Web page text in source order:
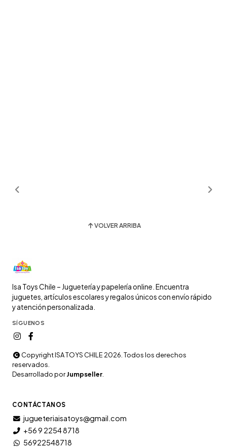
VOLVER ARRIBA
Isa Toys Chile – Juguetería y papelería online. Encuentra
juguetes, artículos escolares y regalos únicos con envío rápido
y atención personalizada.
SÍGUENOS
Copyright ISA TOYS CHILE 2026. Todos los derechos
reservados.
Desarrollado porJumpseller.
CONTÁCTANOS
jugueteriaisatoys@gmail.com
+56 9 2254 8718
56922548718